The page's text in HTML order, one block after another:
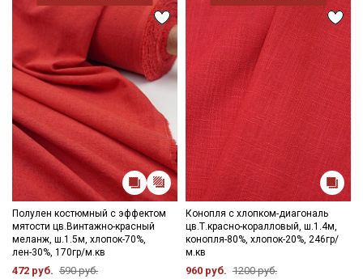
Полулен костюмный с эффектом
мятости цв.Винтажно-красный
меланж, ш.1.5м, хлопок-70%,
лен-30%, 170гр/м.кв
472 руб. 590 руб.
Конопля с хлопком-диагональ
цв.Т.красно-коралловый, ш.1.4м,
конопля-80%, хлопок-20%, 246гр/
м.кв
960 руб. 1200 руб.